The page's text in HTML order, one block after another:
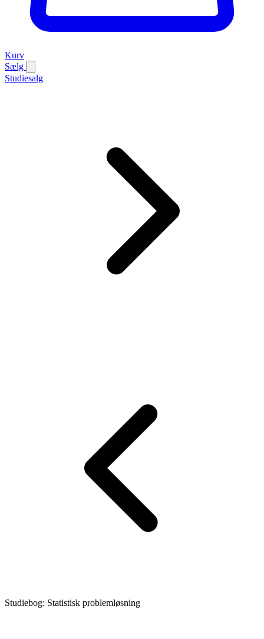
Kurv
Sælg
Studiesalg
Studiebog: Statistisk problemløsning